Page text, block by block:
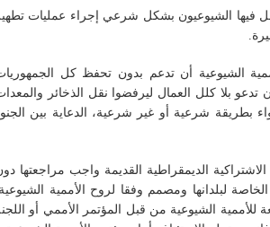
فيها الشيوعيون بشكل شرعي إجراء عمليات
الشيوعية أن تدعم بدون تحفظ كل
تدعو بلا كلل العمال ليرفضوا نقل الذخائر
بطريقة شرعية أو غير شرعية، الدعاية بين
الديمقراطية القديمة واجب مراجعتها
لبلدانها ومصمم وفقا لروح الأممية الشيوعية.
للأممية الشيوعية من قبل المؤتمر الأممي أو